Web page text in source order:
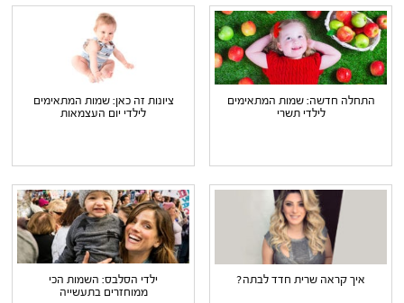
התחלה חדשה: שמות המתאימים
לילדי תשרי
ציונות זה כאן: שמות המתאימים
לילדי יום העצמאות
איך קראה שרית חדד לבתה?
ילדי הסלבס: השמות הכי
ממוחזרים בתעשייה